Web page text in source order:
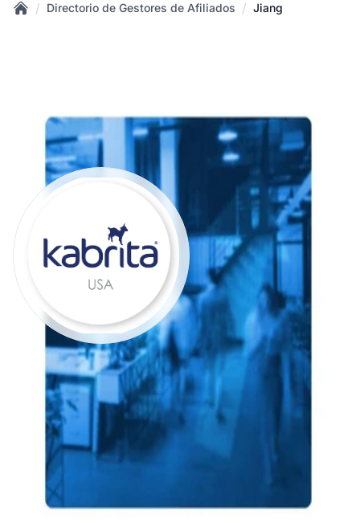
/ Directorio de Gestores de Afiliados / Jiang